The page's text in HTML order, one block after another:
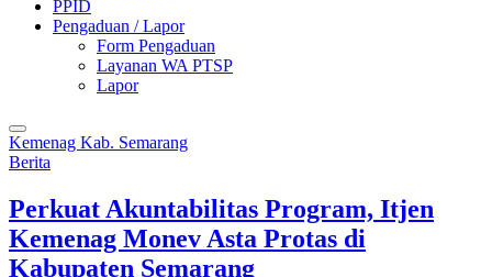
PPID
Pengaduan / Lapor
Form Pengaduan
Layanan WA PTSP
Lapor
Kemenag Kab. Semarang
Berita
Perkuat Akuntabilitas Program, Itjen
Kemenag Monev Asta Protas di
Kabupaten Semarang